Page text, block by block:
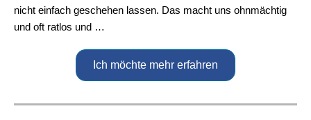
nicht einfach geschehen lassen. Das macht uns ohnmächtig
und oft ratlos und …
Ich möchte mehr erfahren